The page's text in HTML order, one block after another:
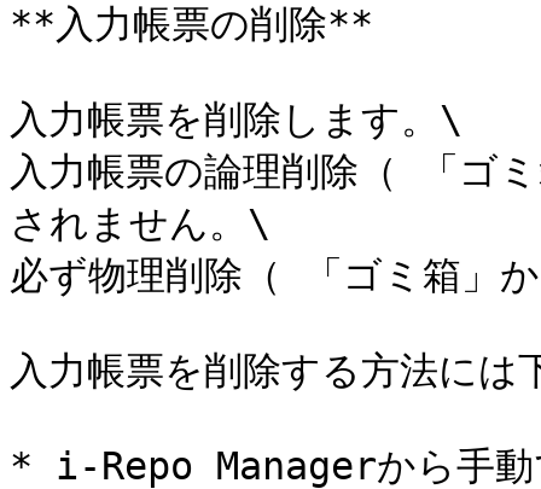
**入力帳票の削除**
入力帳票を削除します。\
入力帳票の論理削除（ 「ゴ
されません。\
必ず物理削除（ 「ゴミ箱」
入力帳票を削除する方法に
* i-Repo Managerから手動